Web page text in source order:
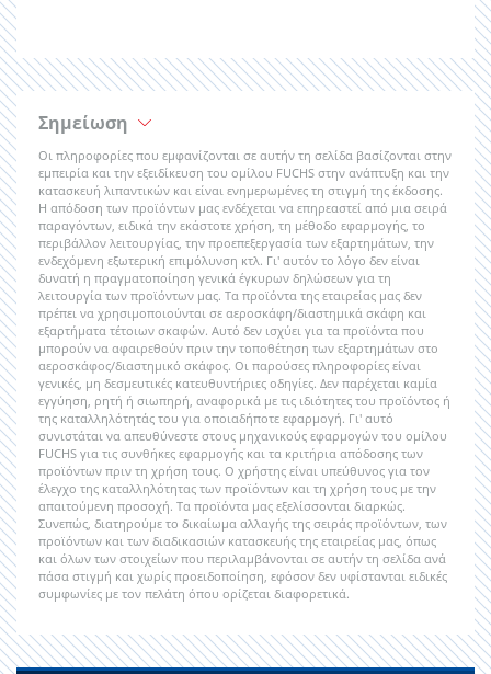
Σημείωση
Οι πληροφορίες που εμφανίζονται σε αυτήν τη σελίδα βασίζονται στην
εμπειρία και την εξειδίκευση του ομίλου FUCHS στην ανάπτυξη και την
κατασκευή λιπαντικών και είναι ενημερωμένες τη στιγμή της έκδοσης.
Η απόδοση των προϊόντων μας ενδέχεται να επηρεαστεί από μια σειρά
παραγόντων, ειδικά την εκάστοτε χρήση, τη μέθοδο εφαρμογής, το
περιβάλλον λειτουργίας, την προεπεξεργασία των εξαρτημάτων, την
ενδεχόμενη εξωτερική επιμόλυνση κτλ. Γι' αυτόν το λόγο δεν είναι
δυνατή η πραγματοποίηση γενικά έγκυρων δηλώσεων για τη
λειτουργία των προϊόντων μας. Τα προϊόντα της εταιρείας μας δεν
πρέπει να χρησιμοποιούνται σε αεροσκάφη/διαστημικά σκάφη και
εξαρτήματα τέτοιων σκαφών. Αυτό δεν ισχύει για τα προϊόντα που
μπορούν να αφαιρεθούν πριν την τοποθέτηση των εξαρτημάτων στο
αεροσκάφος/διαστημικό σκάφος. Οι παρούσες πληροφορίες είναι
γενικές, μη δεσμευτικές κατευθυντήριες οδηγίες. Δεν παρέχεται καμία
εγγύηση, ρητή ή σιωπηρή, αναφορικά με τις ιδιότητες του προϊόντος ή
της καταλληλότητάς του για οποιαδήποτε εφαρμογή. Γι' αυτό
συνιστάται να απευθύνεστε στους μηχανικούς εφαρμογών του ομίλου
FUCHS για τις συνθήκες εφαρμογής και τα κριτήρια απόδοσης των
προϊόντων πριν τη χρήση τους. Ο χρήστης είναι υπεύθυνος για τον
έλεγχο της καταλληλότητας των προϊόντων και τη χρήση τους με την
απαιτούμενη προσοχή. Τα προϊόντα μας εξελίσσονται διαρκώς.
Συνεπώς, διατηρούμε το δικαίωμα αλλαγής της σειράς προϊόντων, των
προϊόντων και των διαδικασιών κατασκευής της εταιρείας μας, όπως
και όλων των στοιχείων που περιλαμβάνονται σε αυτήν τη σελίδα ανά
πάσα στιγμή και χωρίς προειδοποίηση, εφόσον δεν υφίστανται ειδικές
συμφωνίες με τον πελάτη όπου ορίζεται διαφορετικά.